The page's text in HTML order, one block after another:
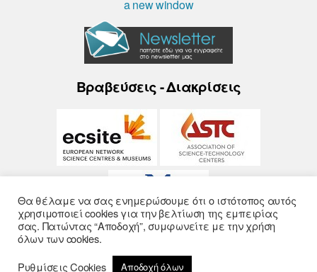
Βραβεύσεις - Διακρίσεις
© 2026Noesis - Σχεδίαση και Υλοποίηση
Θα θέλαμε να σας ενημερώσουμε ότι ο ιστότοπος αυτός
χρησιμοποιεί cookies για την βελτίωση της εμπειρίας
σας. Πατώντας “Αποδοχή”, συμφωνείτε με την χρήση
όλων των cookies.
Ρυθμίσεις Cookies
Αποδοχή όλων